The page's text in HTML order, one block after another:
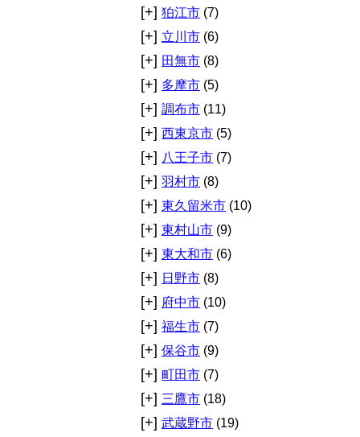
[+] 狛江市 (7)
[+] 立川市 (6)
[+] 田無市 (8)
[+] 多摩市 (5)
[+] 調布市 (11)
[+] 西東京市 (5)
[+] 八王子市 (7)
[+] 羽村市 (8)
[+] 東久留米市 (10)
[+] 東村山市 (9)
[+] 東大和市 (6)
[+] 日野市 (8)
[+] 府中市 (10)
[+] 福生市 (7)
[+] 保谷市 (9)
[+] 町田市 (7)
[+] 三鷹市 (18)
[+] 武蔵野市 (19)